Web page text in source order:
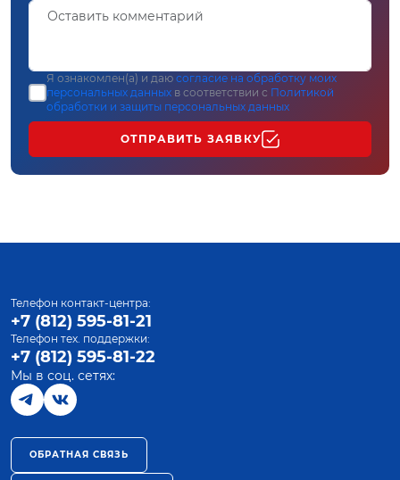
Я ознакомлен(а) и даю согласие на обработку моих
персональных данных в соответствии с Политикой
обработки и защиты персональных данных
ОТПРАВИТЬ ЗАЯВКУ
Телефон контакт-центра:
+7 (812) 595-81-21
Телефон тех. поддержки:
+7 (812) 595-81-22
Мы в соц. сетях:
ОБРАТНАЯ СВЯЗЬ